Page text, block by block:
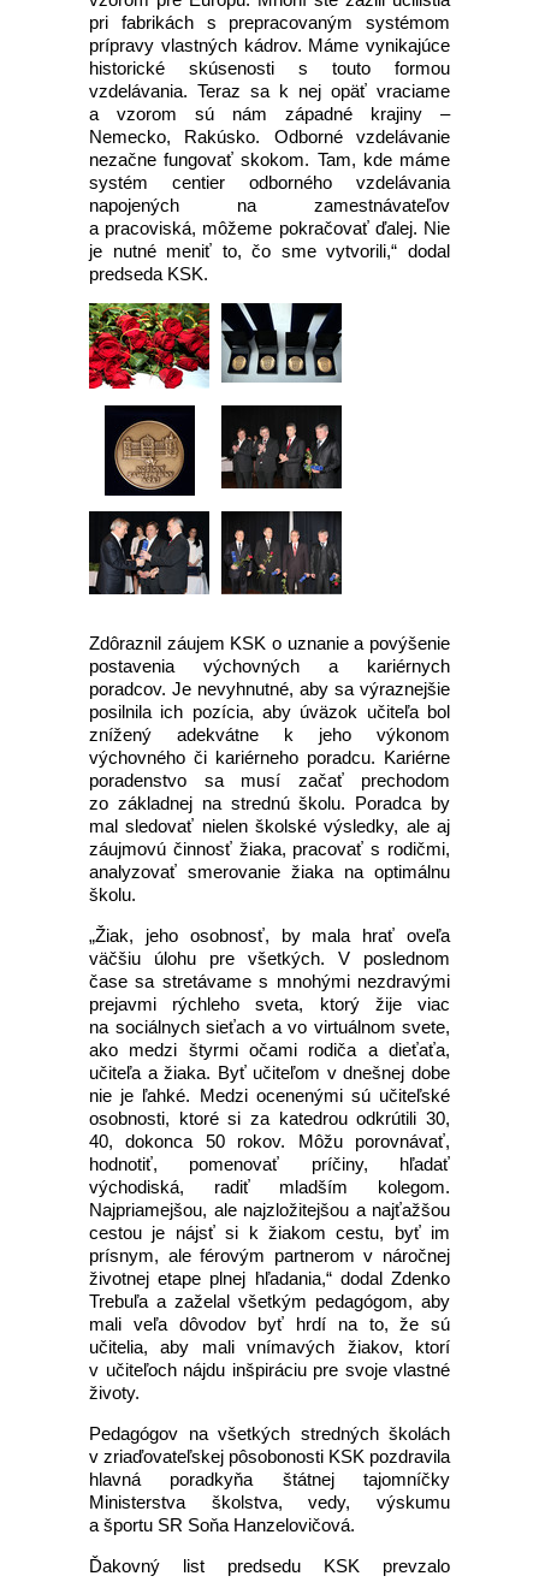
pri fabrikách s prepracovaným systémom
prípravy vlastných kádrov. Máme vynikajúce
historické skúsenosti s touto formou
vzdelávania. Teraz sa k nej opäť vraciame
a vzorom sú nám západné krajiny –
Nemecko, Rakúsko. Odborné vzdelávanie
nezačne fungovať skokom. Tam, kde máme
systém centier odborného vzdelávania
napojených na zamestnávateľov
a pracoviská, môžeme pokračovať ďalej. Nie
je nutné meniť to, čo sme vytvorili,“ dodal
predseda KSK.
Zdôraznil záujem KSK o uznanie a povýšenie
postavenia výchovných a kariérnych
poradcov. Je nevyhnutné, aby sa výraznejšie
posilnila ich pozícia, aby úväzok učiteľa bol
znížený adekvátne k jeho výkonom
výchovného či kariérneho poradcu. Kariérne
poradenstvo sa musí začať prechodom
zo základnej na strednú školu. Poradca by
mal sledovať nielen školské výsledky, ale aj
záujmovú činnosť žiaka, pracovať s rodičmi,
analyzovať smerovanie žiaka na optimálnu
školu.
„Žiak, jeho osobnosť, by mala hrať oveľa
väčšiu úlohu pre všetkých. V poslednom
čase sa stretávame s mnohými nezdravými
prejavmi rýchleho sveta, ktorý žije viac
na sociálnych sieťach a vo virtuálnom svete,
ako medzi štyrmi očami rodiča a dieťaťa,
učiteľa a žiaka. Byť učiteľom v dnešnej dobe
nie je ľahké. Medzi ocenenými sú učiteľské
osobnosti, ktoré si za katedrou odkrútili 30,
40, dokonca 50 rokov. Môžu porovnávať,
hodnotiť, pomenovať príčiny, hľadať
východiská, radiť mladším kolegom.
Najpriamejšou, ale najzložitejšou a najťažšou
cestou je nájsť si k žiakom cestu, byť im
prísnym, ale férovým partnerom v náročnej
životnej etape plnej hľadania,“ dodal Zdenko
Trebuľa a zaželal všetkým pedagógom, aby
mali veľa dôvodov byť hrdí na to, že sú
učitelia, aby mali vnímavých žiakov, ktorí
v učiteľoch nájdu inšpiráciu pre svoje vlastné
životy.
Pedagógov na všetkých stredných školách
v zriaďovateľskej pôsobonosti KSK pozdravila
hlavná poradkyňa štátnej tajomníčky
Ministerstva školstva, vedy, výskumu
a športu SR Soňa Hanzelovičová.
Ďakovný list predsedu KSK prevzalo